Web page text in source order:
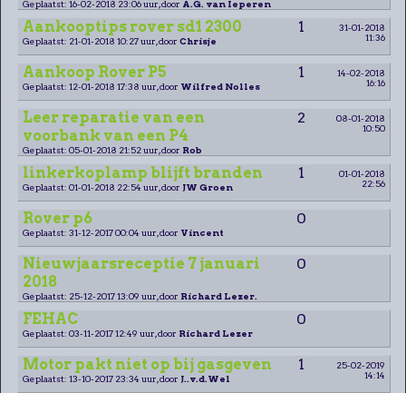
Geplaatst: 16-02-2018 23:06 uur, door A.G. van Ieperen
Aankooptips rover sd1 2300 1
31-01-2018
11:36
Geplaatst: 21-01-2018 10:27 uur, door Chrisje
Aankoop Rover P5 1
14-02-2018
16:16
Geplaatst: 12-01-2018 17:38 uur, door Wilfred Nolles
Leer reparatie van een
voorbank van een P4
2
08-01-2018
10:50
Geplaatst: 05-01-2018 21:52 uur, door Rob
linkerkoplamp blijft branden 1
01-01-2018
22:56
Geplaatst: 01-01-2018 22:54 uur, door JW Groen
Rover p6 0
Geplaatst: 31-12-2017 00:04 uur, door Vincent
Nieuwjaarsreceptie 7 januari
2018
0
Geplaatst: 25-12-2017 13:09 uur, door Richard Lezer.
FEHAC 0
Geplaatst: 03-11-2017 12:49 uur, door Richard Lezer
Motor pakt niet op bij gasgeven 1
25-02-2019
14:14
Geplaatst: 13-10-2017 23:34 uur, door J..v.d.Wel